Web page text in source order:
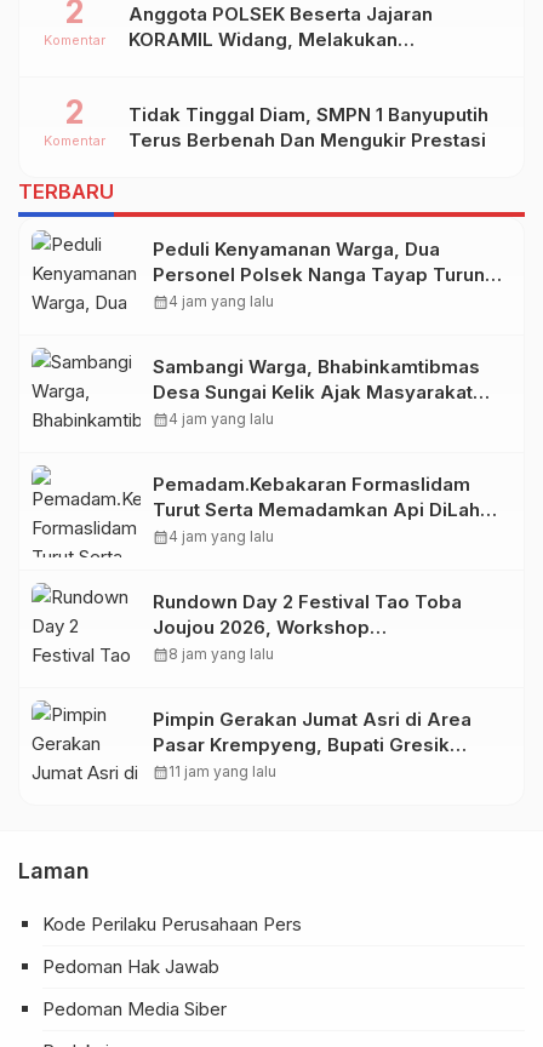
Anggota POLSEK Beserta Jajaran
KORAMIL Widang, Melakukan
Kab.TUBAN
2
Komentar
Tidak Tinggal Diam, SMPN 1 Banyuputih
Terus Berbenah Dan Mengukir Prestasi
2
Komentar
TERBARU
Peduli Kenyamanan Warga, Dua
Personel Polsek Nanga Tayap Turun
Langsung Siram Jalan Berdebu
calendar_month4 jam yang lalu
Sambangi Warga, Bhabinkamtibmas
Desa Sungai Kelik Ajak Masyarakat
Jaga Kamtibmas Jelang Tuba Adat
calendar_month4 jam yang lalu
Pemadam.Kebakaran Formaslidam
Turut Serta Memadamkan Api DiLahan
Gambut Komplek Bhayangkara
calendar_month4 jam yang lalu
Rundown Day 2 Festival Tao Toba
Joujou 2026, Workshop
Pengembangan UMKM
calendar_month8 jam yang lalu
Pimpin Gerakan Jumat Asri di Area
Pasar Krempyeng, Bupati Gresik
Ingatkan Dampak Perubahan Iklim
calendar_month11 jam yang lalu
Laman
Kode Perilaku Perusahaan Pers
Pedoman Hak Jawab
Pedoman Media Siber